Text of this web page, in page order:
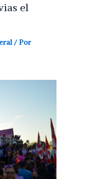
el
/ Por